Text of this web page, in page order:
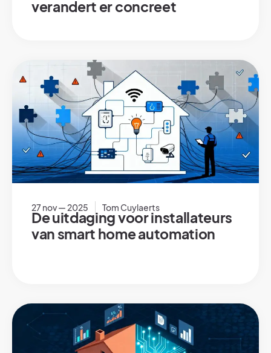
verandert er concreet
27 nov — 2025 Tom Cuylaerts
De uitdaging voor installateurs
van smart home automation